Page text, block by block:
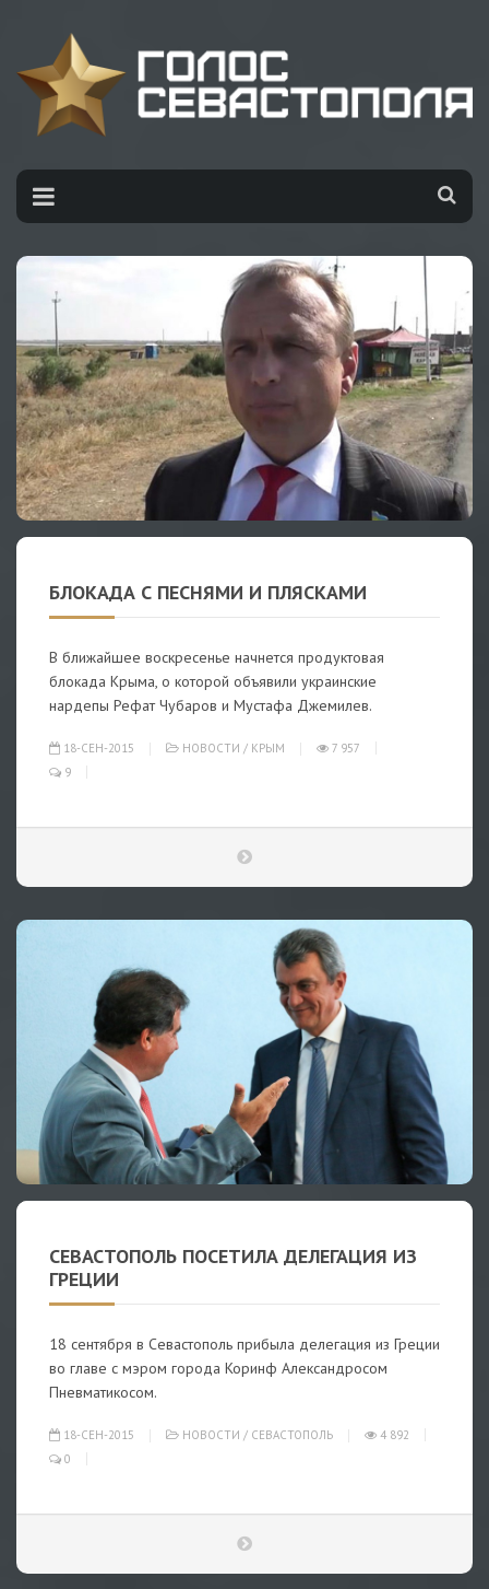
БЛОКАДА С ПЕСНЯМИ И ПЛЯСКАМИ
В ближайшее воскресенье начнется продуктовая
блокада Крыма, о которой объявили украинские
нардепы Рефат Чубаров и Мустафа Джемилев.
18-СЕН-2015 НОВОСТИ / КРЫМ
7 957
9
СЕВАСТОПОЛЬ ПОСЕТИЛА ДЕЛЕГАЦИЯ ИЗ
ГРЕЦИИ
18 сентября в Севастополь прибыла делегация из Греции
во главе с мэром города Коринф Александросом
Пневматикосом.
18-СЕН-2015 НОВОСТИ / СЕВАСТОПОЛЬ
4 892
0